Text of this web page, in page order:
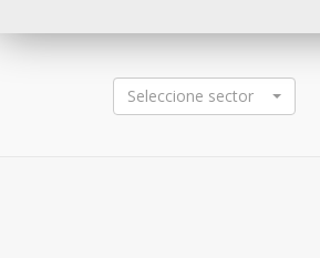
Seleccione sector